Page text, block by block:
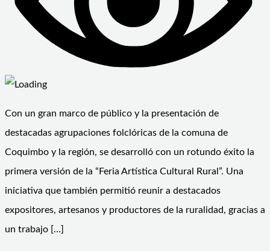
Con un gran marco de público y la presentación de
destacadas agrupaciones folclóricas de la comuna de
Coquimbo y la región, se desarrolló con un rotundo éxito la
primera versión de la “Feria Artística Cultural Rural”. Una
iniciativa que también permitió reunir a destacados
expositores, artesanos y productores de la ruralidad, gracias a
un trabajo […]